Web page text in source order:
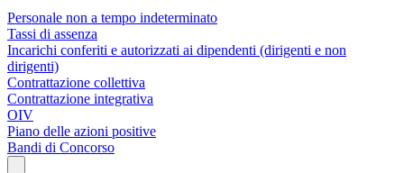
Personale non a tempo indeterminato
Tassi di assenza
Incarichi conferiti e autorizzati ai dipendenti (dirigenti e non
dirigenti)
Contrattazione collettiva
Contrattazione integrativa
OIV
Piano delle azioni positive
Bandi di Concorso